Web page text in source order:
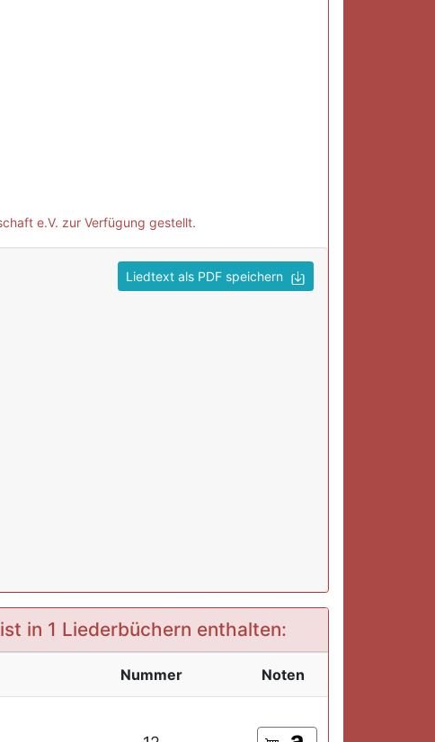
e.V. zur Verfügung gestellt.
Liedtext als PDF speichern
in 1 Liederbüchern enthalten:
Nummer Noten